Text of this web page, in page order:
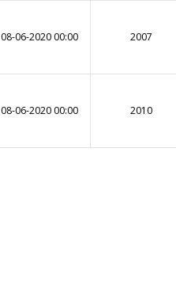
08-06-2020 00:00 2007
08-06-2020 00:00 2010